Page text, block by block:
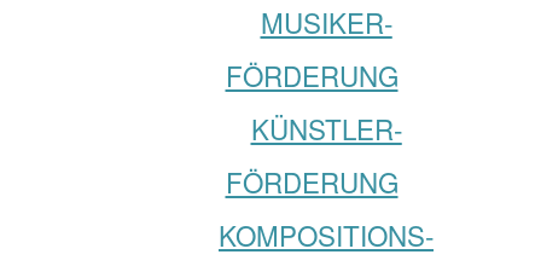
MUSIKER­­
FÖRDERUNG
KÜNSTLER­­
FÖRDERUNG
KOMPOSITIONS­